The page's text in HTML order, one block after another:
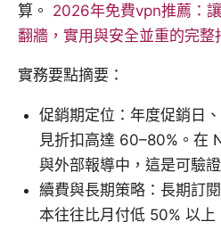
算。 2026年免費vpn推薦：
翻牆，實用與安全並重的完整
實務要點摘要：
促銷期定位：年度促銷日
見折扣高達 60–80%。在
與外部報導中，這是可驗
續費與長期策略：長期訂
本往往比月付低 50% 以